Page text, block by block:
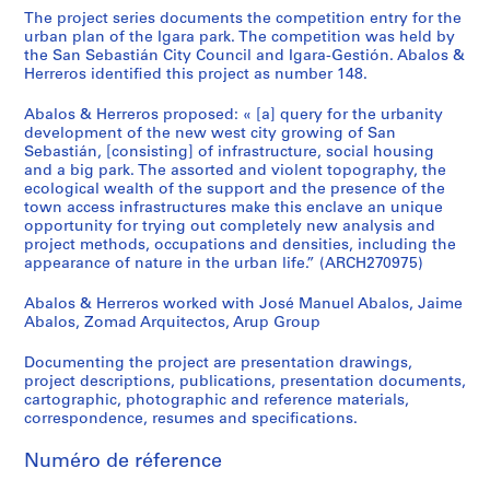
u
r
a
l
p
r
o
j
e
c
t
s
1
9
5
3
-
2
0
The project series documents the competition entry for the
urban plan of the Igara park. The competition was held by
the San Sebastián City Council and Igara-Gestión. Abalos &
Herreros identified this project as number 148.
Abalos & Herreros proposed: « [a] query for the urbanity
development of the new west city growing of San
Sebastián, [consisting] of infrastructure, social housing
and a big park. The assorted and violent topography, the
ecological wealth of the support and the presence of the
town access infrastructures make this enclave an unique
opportunity for trying out completely new analysis and
project methods, occupations and densities, including the
appearance of nature in the urban life.” (ARCH270975)
Abalos & Herreros worked with José Manuel Abalos, Jaime
Abalos, Zomad Arquitectos, Arup Group
Documenting the project are presentation drawings,
project descriptions, publications, presentation documents,
cartographic, photographic and reference materials,
correspondence, resumes and specifications.
Numéro de réference